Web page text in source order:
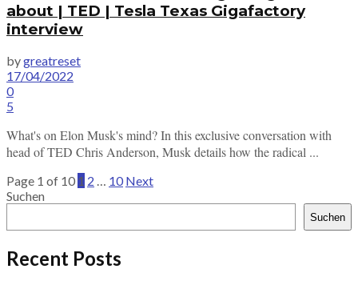
about | TED | Tesla Texas Gigafactory
interview
bygreatreset
17/04/2022
0
5
What's on Elon Musk's mind? In this exclusive conversation with
head of TED Chris Anderson, Musk details how the radical ...
Page 1 of 10 1 2 … 10 Next
Suchen
Suchen
Recent Posts